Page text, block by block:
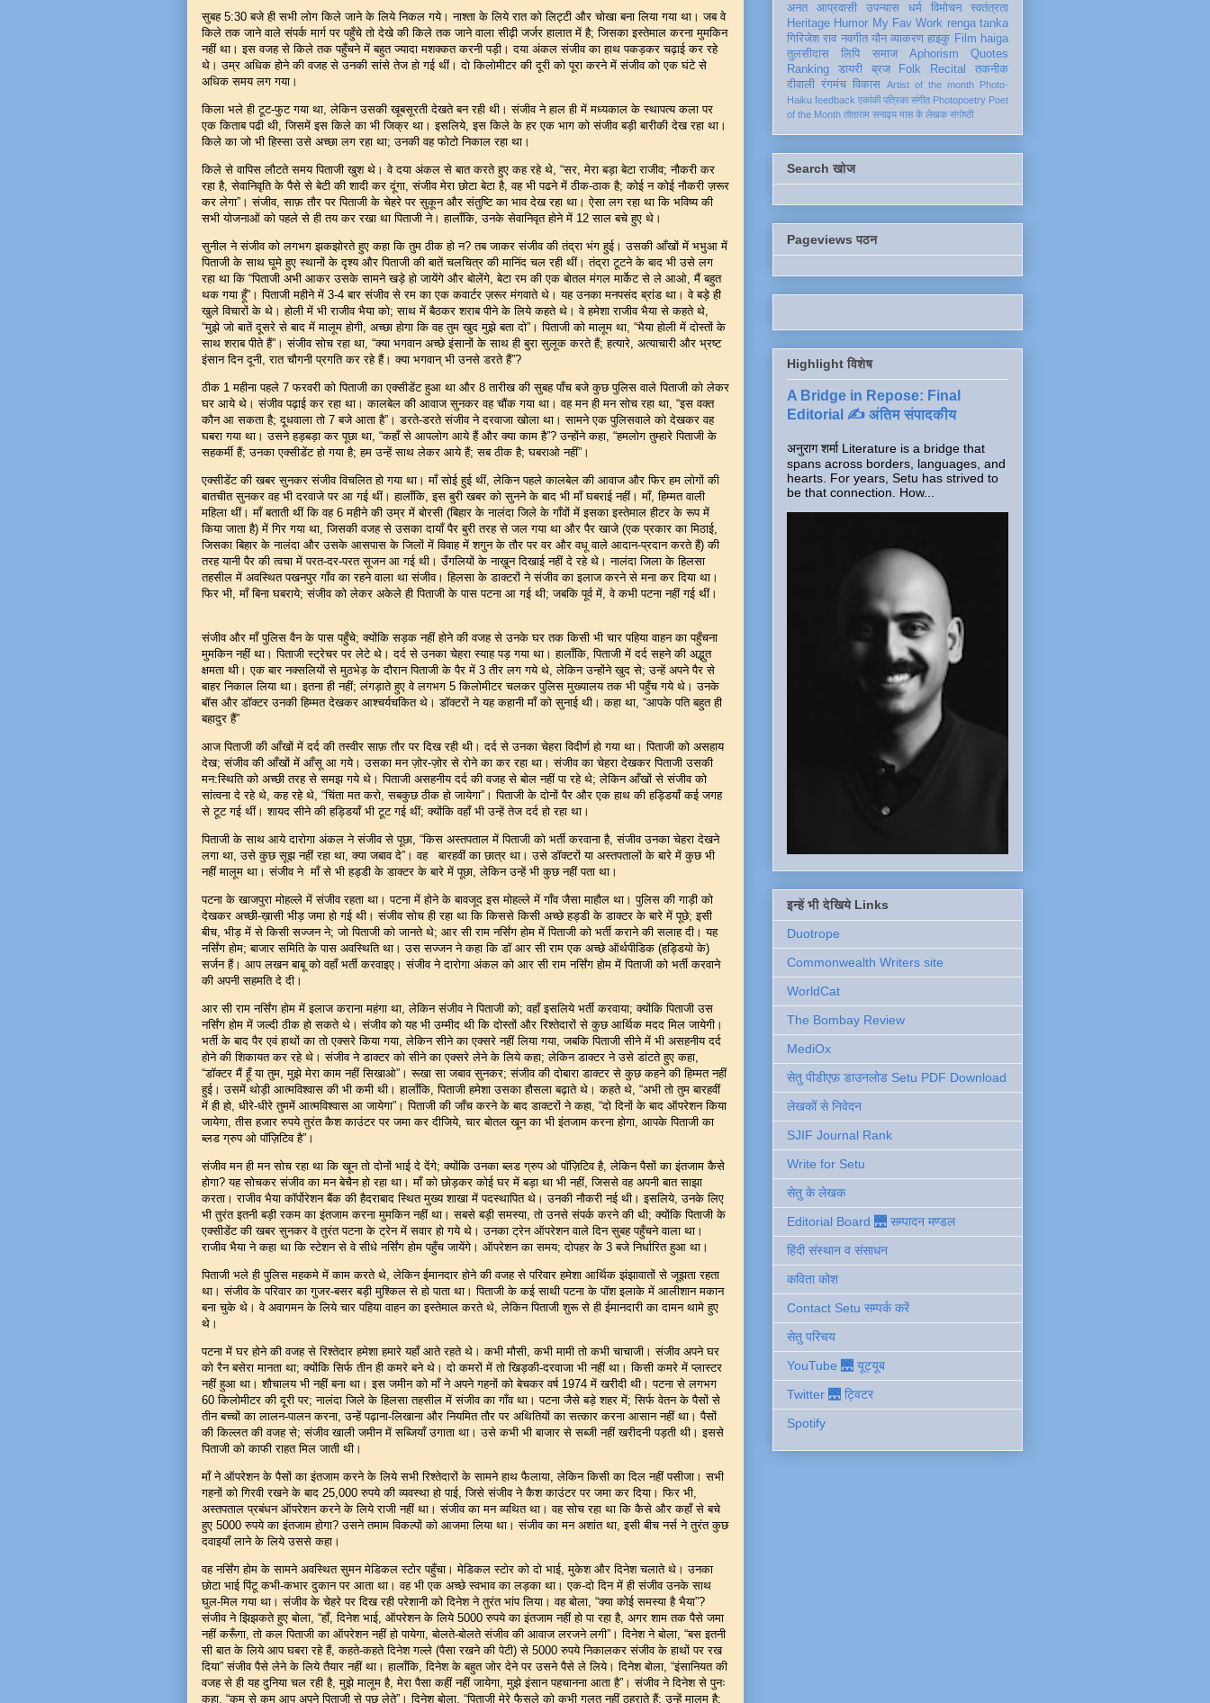
सुबह 5:30 बजे ही सभी लोग किले जाने के लिये निकल गये। नाश्ता के लिये रात को लिट्टी और चोखा बना लिया गया था। जब वे
किले तक जाने वाले संपर्क मार्ग पर पहुँचे तो देखे की किले तक जाने वाला सीढ़ी जर्जर हालात में है; जिसका इस्तेमाल करना मुमकिन
नहीं था। इस वजह से किले तक पहुँचने में बहुत ज्यादा मशक्कत करनी पड़ी। दया अंकल संजीव का हाथ पकड़कर चढ़ाई कर रहे
थे। उम्र अधिक होने की वजह से उनकी सांसे तेज हो गई थीं। दो किलोमीटर की दूरी को पूरा करने में संजीव को एक घंटे से
अधिक समय लग गया।
किला भले ही टूट-फुट गया था, लेकिन उसकी खूबसूरती देखते बन रही थी। संजीव ने हाल ही में मध्यकाल के स्थापत्य कला पर
एक किताब पढी थी, जिसमें इस किले का भी जिक्र था। इसलिये, इस किले के हर एक भाग को संजीव बड़ी बारीकी देख रहा था।
किले का जो भी हिस्सा उसे अच्छा लग रहा था; उनकी वह फोटो निकाल रहा था।
किले से वापिस लौटते समय पिताजी खुश थे। वे दया अंकल से बात करते हुए कह रहे थे, “सर, मेरा बड़ा बेटा राजीव; नौकरी कर
रहा है, सेवानिवृति के पैसे से बेटी की शादी कर दूंगा, संजीव मेरा छोटा बेटा है, वह भी पढने में ठीक-ठाक है; कोई न कोई नौकरी ज़रूर
कर लेगा”। संजीव, साफ़ तौर पर पिताजी के चेहरे पर सुकून और संतुष्टि का भाव देख रहा था। ऐसा लग रहा था कि भविष्य की
सभी योजनाओं को पहले से ही तय कर रखा था पिताजी ने। हालाँकि, उनके सेवानिवृत होने में 12 साल बचे हुए थे।
सुनील ने संजीव को लगभग झकझोरते हुए कहा कि तुम ठीक हो न? तब जाकर संजीव की तंद्रा भंग हुई। उसकी आँखों में भभुआ में
पिताजी के साथ घूमे हुए स्थानों के दृश्य और पिताजी की बातें चलचित्र की मानिंद चल रही थीं। तंद्रा टूटने के बाद भी उसे लग
रहा था कि “पिताजी अभी आकर उसके सामने खड़े हो जायेंगे और बोलेंगे, बेटा रम की एक बोतल मंगल मार्केट से ले आओ, मैं बहुत
थक गया हूँ”। पिताजी महीने में 3-4 बार संजीव से रम का एक कवार्टर ज़रूर मंगवाते थे। यह उनका मनपसंद ब्रांड था। वे बड़े ही
खुले विचारों के थे। होली में भी राजीव भैया को; साथ में बैठकर शराब पीने के लिये कहते थे। वे हमेशा राजीव भैया से कहते थे,
“मुझे जो बातें दूसरे से बाद में मालूम होगी, अच्छा होगा कि वह तुम खुद मुझे बता दो”। पिताजी को मालूम था, “भैया होली में दोस्तों के
साथ शराब पीते हैं”। संजीव सोच रहा था, “क्या भगवान अच्छे इंसानों के साथ ही बुरा सुलूक करते हैं; हत्यारे, अत्याचारी और भ्रष्ट
इंसान दिन दूनी, रात चौगनी प्रगति कर रहे हैं। क्या भगवान् भी उनसे डरते हैं”?
ठीक 1 महीना पहले 7 फरवरी को पिताजी का एक्सीडेंट हुआ था और 8 तारीख की सुबह पाँच बजे कुछ पुलिस वाले पिताजी को लेकर
घर आये थे। संजीव पढ़ाई कर रहा था। कालबेल की आवाज सुनकर वह चौंक गया था। वह मन ही मन सोच रहा था, “इस वक्त
कौन आ सकता है; दूधवाला तो 7 बजे आता है”। डरते-डरते संजीव ने दरवाजा खोला था। सामने एक पुलिसवाले को देखकर वह
घबरा गया था। उसने हड़बड़ा कर पूछा था, “कहाँ से आपलोग आये हैं और क्या काम है”? उन्होंने कहा, “हमलोग तुम्हारे पिताजी के
सहकर्मी हैं; उनका एक्सीडेंट हो गया है; हम उन्हें साथ लेकर आये हैं; सब ठीक है; घबराओ नहीं”।
एक्सीडेंट की खबर सुनकर संजीव विचलित हो गया था। माँ सोई हुई थीं, लेकिन पहले कालबेल की आवाज और फिर हम लोगों की
बातचीत सुनकर वह भी दरवाजे पर आ गई थीं। हालाँकि, इस बुरी खबर को सुनने के बाद भी माँ घबराई नहीं। माँ, हिम्मत वाली
महिला थीं। माँ बताती थीं कि वह 6 महीने की उम्र में बोरसी (बिहार के नालंदा जिले के गाँवों में इसका इस्तेमाल हीटर के रूप में
किया जाता है) में गिर गया था, जिसकी वजह से उसका दायाँ पैर बुरी तरह से जल गया था और पैर खाजे (एक प्रकार का मिठाई,
जिसका बिहार के नालंदा और उसके आसपास के जिलों में विवाह में शगुन के तौर पर वर और वधू वाले आदान-प्रदान करते हैं) की
तरह यानी पैर की त्वचा में परत-दर-परत सूजन आ गई थी। उँगलियों के नाख़ून दिखाई नहीं दे रहे थे। नालंदा जिला के हिलसा
तहसील में अवस्थित पखनपुर गाँव का रहने वाला था संजीव। हिलसा के डाक्टरों ने संजीव का इलाज करने से मना कर दिया था।
फिर भी, माँ बिना घबराये; संजीव को लेकर अकेले ही पिताजी के पास पटना आ गई थी; जबकि पूर्व में, वे कभी पटना नहीं गई थीं।
संजीव और माँ पुलिस वैन के पास पहुँचे; क्योंकि सड़क नहीं होने की वजह से उनके घर तक किसी भी चार पहिया वाहन का पहुँचना
मुमकिन नहीं था। पिताजी स्ट्रेचर पर लेटे थे। दर्द से उनका चेहरा स्याह पड़ गया था। हालाँकि, पिताजी में दर्द सहने की अद्भुत
क्षमता थी। एक बार नक्सलियों से मुठभेड़ के दौरान पिताजी के पैर में 3 तीर लग गये थे, लेकिन उन्होंने खुद से; उन्हें अपने पैर से
बाहर निकाल लिया था। इतना ही नहीं; लंगड़ाते हुए वे लगभग 5 किलोमीटर चलकर पुलिस मुख्यालय तक भी पहुँच गये थे। उनके
बॉस और डॉक्टर उनकी हिम्मत देखकर आश्चर्यचकित थे। डॉक्टरों ने यह कहानी माँ को सुनाई थी। कहा था, “आपके पति बहुत ही
बहादुर हैं”
आज पिताजी की आँखों में दर्द की तस्वीर साफ़ तौर पर दिख रही थी। दर्द से उनका चेहरा विदीर्ण हो गया था। पिताजी को असहाय
देख; संजीव की आँखों में आँसू आ गये। उसका मन ज़ोर-ज़ोर से रोने का कर रहा था। संजीव का चेहरा देखकर पिताजी उसकी
मन:स्थिति को अच्छी तरह से समझ गये थे। पिताजी असहनीय दर्द की वजह से बोल नहीं पा रहे थे; लेकिन आँखों से संजीव को
सांत्वना दे रहे थे, कह रहे थे, “चिंता मत करो, सबकुछ ठीक हो जायेगा”। पिताजी के दोनों पैर और एक हाथ की हड्डियाँ कई जगह
से टूट गई थीं। शायद सीने की हड्डियाँ भी टूट गई थीं; क्योंकि वहाँ भी उन्हें तेज दर्द हो रहा था।
पिताजी के साथ आये दारोगा अंकल ने संजीव से पूछा, “किस अस्तपताल में पिताजी को भर्ती करवाना है, संजीव उनका चेहरा देखने
लगा था, उसे कुछ सूझ नहीं रहा था, क्या जबाव दे”। वह बारहवीं का छात्र था। उसे डॉक्टरों या अस्तपतालों के बारे में कुछ भी
नहीं मालूम था। संजीव ने माँ से भी हड्डी के डाक्टर के बारे में पूछा, लेकिन उन्हें भी कुछ नहीं पता था।
पटना के खाजपुरा मोहल्ले में संजीव रहता था। पटना में होने के बावजूद इस मोहल्ले में गाँव जैसा माहौल था। पुलिस की गाड़ी को
देखकर अच्छी-ख़ासी भीड़ जमा हो गई थी। संजीव सोच ही रहा था कि किससे किसी अच्छे हड्डी के डाक्टर के बारे में पूछे; इसी
बीच, भीड़ में से किसी सज्जन ने; जो पिताजी को जानते थे; आर सी राम नर्सिंग होम में पिताजी को भर्ती कराने की सलाह दी। यह
नर्सिंग होम; बाजार समिति के पास अवस्थिति था। उस सज्जन ने कहा कि डॉ आर सी राम एक अच्छे ऑर्थपीडिक (हड्डियो के)
सर्जन हैं। आप लखन बाबू को वहाँ भर्ती करवाइए। संजीव ने दारोगा अंकल को आर सी राम नर्सिंग होम में पिताजी को भर्ती करवाने
की अपनी सहमति दे दी।
आर सी राम नर्सिंग होम में इलाज कराना महंगा था, लेकिन संजीव ने पिताजी को; वहाँ इसलिये भर्ती करवाया; क्योंकि पिताजी उस
नर्सिंग होम में जल्दी ठीक हो सकते थे। संजीव को यह भी उम्मीद थी कि दोस्तों और रिश्तेदारों से कुछ आर्थिक मदद मिल जायेगी।
भर्ती के बाद पैर एवं हाथों का तो एक्सरे किया गया, लेकिन सीने का एक्सरे नहीं लिया गया, जबकि पिताजी सीने में भी असहनीय दर्द
होने की शिकायत कर रहे थे। संजीव ने डाक्टर को सीने का एक्सरे लेने के लिये कहा; लेकिन डाक्टर ने उसे डांटते हुए कहा,
“डॉक्टर मैं हूँ या तुम, मुझे मेरा काम नहीं सिखाओ”। रूखा सा जबाव सुनकर; संजीव की दोबारा डाक्टर से कुछ कहने की हिम्मत नहीं
हुई। उसमें थोड़ी आत्मविश्वास की भी कमी थी। हालाँकि, पिताजी हमेशा उसका हौसला बढ़ाते थे। कहते थे, “अभी तो तुम बारहवीं
में ही हो, धीरे-धीरे तुममें आत्मविश्वास आ जायेगा”। पिताजी की जाँच करने के बाद डाक्टरों ने कहा, “दो दिनों के बाद ऑपरेशन किया
जायेगा, तीस हजार रुपये तुरंत कैश काउंटर पर जमा कर दीजिये, चार बोतल खून का भी इंतजाम करना होगा, आपके पिताजी का
ब्लड ग्रुप ओ पॉज़िटिव है”।
संजीव मन ही मन सोच रहा था कि खून तो दोनों भाई दे देंगे; क्योंकि उनका ब्लड ग्रुप ओ पॉज़िटिव है, लेकिन पैसों का इंतजाम कैसे
होगा? यह सोचकर संजीव का मन बेचैन हो रहा था। माँ को छोड़कर कोई घर में बड़ा था भी नहीं, जिससे वह अपनी बात साझा
करता। राजीव भैया कॉर्पोरेशन बैंक की हैदराबाद स्थित मुख्य शाखा में पदस्थापित थे। उनकी नौकरी नई थी। इसलिये, उनके लिए
भी तुरंत इतनी बड़ी रकम का इंतजाम करना मुमकिन नहीं था। सबसे बड़ी समस्या, तो उनसे संपर्क करने की थी; क्योंकि पिताजी के
एक्सीडेंट की खबर सुनकर वे तुरंत पटना के ट्रेन में सवार हो गये थे। उनका ट्रेन ऑपरेशन वाले दिन सुबह पहुँचने वाला था।
राजीव भैया ने कहा था कि स्टेशन से वे सीधे नर्सिंग होम पहुँच जायेंगे। ऑपरेशन का समय; दोपहर के 3 बजे निर्धारित हुआ था।
पिताजी भले ही पुलिस महकमे में काम करते थे, लेकिन ईमानदार होने की वजह से परिवार हमेशा आर्थिक झंझावातों से जूझता रहता
था। संजीव के परिवार का गुजर-बसर बड़ी मुश्किल से हो पाता था। पिताजी के कई साथी पटना के पॉश इलाके में आलीशान मकान
बना चुके थे। वे अवागमन के लिये चार पहिया वाहन का इस्तेमाल करते थे, लेकिन पिताजी शुरू से ही ईमानदारी का दामन थामे हुए
थे।
पटना में घर होने की वजह से रिश्तेदार हमेशा हमारे यहाँ आते रहते थे। कभी मौसी, कभी मामी तो कभी चाचाजी। संजीव अपने घर
को रैन बसेरा मानता था; क्योंकि सिर्फ तीन ही कमरे बने थे। दो कमरों में तो खिड़की-दरवाजा भी नहीं था। किसी कमरे में प्लास्टर
नहीं हुआ था। शौचालय भी नहीं बना था। इस जमीन को माँ ने अपने गहनों को बेचकर वर्ष 1974 में खरीदी थी। पटना से लगभग
60 किलोमीटर की दूरी पर; नालंदा जिले के हिलसा तहसील में संजीव का गाँव था। पटना जैसे बड़े शहर में; सिर्फ वेतन के पैसों से
तीन बच्चों का लालन-पालन करना, उन्हें पढ़ाना-लिखाना और नियमित तौर पर अथितियों का सत्कार करना आसान नहीं था। पैसों
की किल्लत की वजह से; संजीव खाली जमीन में सब्जियाँ उगाता था। उसे कभी भी बाजार से सब्जी नहीं खरीदनी पड़ती थी। इससे
पिताजी को काफी राहत मिल जाती थी।
माँ ने ऑपरेशन के पैसों का इंतजाम करने के लिये सभी रिश्तेदारों के सामने हाथ फैलाया, लेकिन किसी का दिल नहीं पसीजा। सभी
गहनों को गिरवी रखने के बाद 25,000 रुपये की व्यवस्था हो पाई, जिसे संजीव ने कैश काउंटर पर जमा कर दिया। फिर भी,
अस्तपताल प्रबंधन ऑपरेशन करने के लिये राजी नहीं था। संजीव का मन व्यथित था। वह सोच रहा था कि कैसे और कहाँ से बचे
हुए 5000 रुपये का इंतजाम होगा? उसने तमाम विकल्पों को आजमा लिया था। संजीव का मन अशांत था, इसी बीच नर्स ने तुरंत कुछ
दवाइयाँ लाने के लिये उससे कहा।
वह नर्सिंग होम के सामने अवस्थित सुमन मेडिकल स्टोर पहुँचा। मेडिकल स्टोर को दो भाई, मुकेश और दिनेश चलाते थे। उनका
छोटा भाई पिंटू कभी-कभार दुकान पर आता था। वह भी एक अच्छे स्वभाव का लड़का था। एक-दो दिन में ही संजीव उनके साथ
घुल-मिल गया था। संजीव के चेहरे पर दिख रही परेशानी को दिनेश ने तुरंत भांप लिया। वह बोला, “क्या कोई समस्या है भैया”?
संजीव ने झिझकते हुए बोला, “हाँ, दिनेश भाई, ऑपरेशन के लिये 5000 रुपये का इंतजाम नहीं हो पा रहा है, अगर शाम तक पैसे जमा
नहीं करूँगा, तो कल पिताजी का ऑपरेशन नहीं हो पायेगा, बोलते-बोलते संजीव की आवाज लरजने लगी”। दिनेश ने बोला, “बस इतनी
सी बात के लिये आप घबरा रहे हैं, कहते-कहते दिनेश गल्ले (पैसा रखने की पेटी) से 5000 रुपये निकालकर संजीव के हाथों पर रख
दिया” संजीव पैसे लेने के लिये तैयार नहीं था। हालाँकि, दिनेश के बहुत जोर देने पर उसने पैसे ले लिये। दिनेश बोला, “इंसानियत की
वजह से ही यह दुनिया चल रही है, मुझे मालूम है, मेरा पैसा कहीं नहीं जायेगा, मुझे इंसान पहचानना आता है”। संजीव ने दिनेश से पुनः
कहा, “कम से कम आप अपने पिताजी से पूछ लेते”। दिनेश बोला, “पिताजी मेरे फैसले को कभी गलत नहीं ठहराते हैं; उन्हें मालूम है;
अनत
आप्रवासी उपन्यास धर्म विमोचन
स्वतंत्रता
Heritage Humor My Fav Work renga tanka
गिरिजेश राव नवगीत यौन व्याकरण हाइकु Film haiga
तुलसीदास
लिपि समाज Aphorism
Quotes
Ranking
डायरी ब्रज Folk Recital
तकनीक
दीवाली रंगमंच विकास Artist of the month Photo-
Haiku feedback एकांकी पत्रिका संगीत Photopoetry Poet
of the Month तोताराम सनाढ्य मास के लेखक संगोष्ठी
Search खोज
Pageviews पठन
Highlight विशेष
A Bridge in Repose: Final
Editorial ✍️ अंतिम संपादकीय
अनुराग शर्मा Literature is a bridge that
spans across borders, languages, and
hearts. For years, Setu has strived to
be that connection. How...
इन्हें भी देखिये Links
Duotrope
Commonwealth Writers site
WorldCat
The Bombay Review
MediOx
सेतु पीडीएफ़ डाउनलोड Setu PDF Download
लेखकों से निवेदन
SJIF Journal Rank
Write for Setu
सेतु के लेखक
Editorial Board 🌉 सम्पादन मण्डल
हिंदी संस्थान व संसाधन
कविता कोश
Contact Setu सम्पर्क करें
सेतु परिचय
YouTube 🌉 यूट्यूब
Twitter 🌉 ट्विटर
Spotify